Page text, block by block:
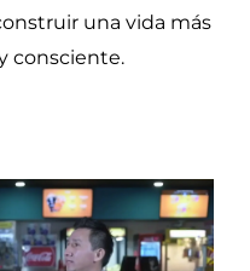
una vida más
consciente.